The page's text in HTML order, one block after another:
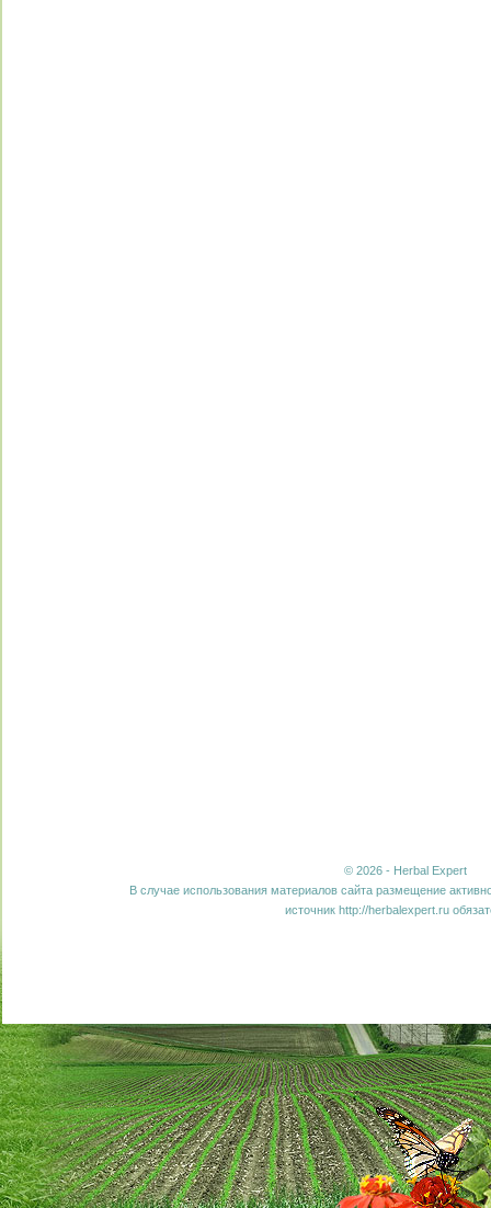
© 2026 - Herbal Expert
В случае использования материалов сайта размещение
источник http://herbalexpert.ru